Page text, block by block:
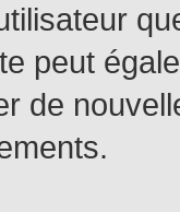
peut
de